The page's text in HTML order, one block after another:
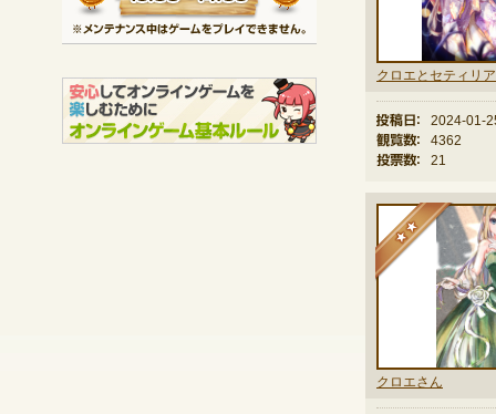
投稿日：
2024-01-
観覧数：
4362
投票数：
21
クロエさん
★★